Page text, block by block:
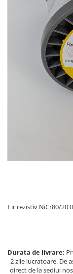
Rezistente
Rezistente
Rezistente
Rezistentele
Rezistență
Incalzitor ceramic
Rezistente
Rezistenta cuptor
Fir rezistiv NiCr80/20
Durata de livrare:
2 zile lucratoare. De
direct de la sediul